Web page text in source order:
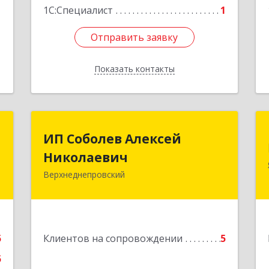
1С:Специалист
1
Отправить заявку
Показать контакты
Отправить заявку
Назад
ИП Соболев Алексей
Николаевич
Верхнеднепровский
Клиентов на сопровождении 5
ИП Соболев Алексей
Николаевич